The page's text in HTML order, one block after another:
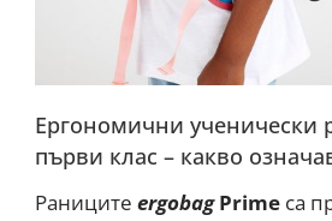
Ергономични ученически
първи клас – какво
РаницитеergobagPrime са